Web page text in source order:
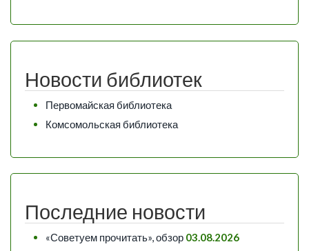
Новости библиотек
Первомайская библиотека
Комсомольская библиотека
Последние новости
«Советуем прочитать», обзор 03.08.2026